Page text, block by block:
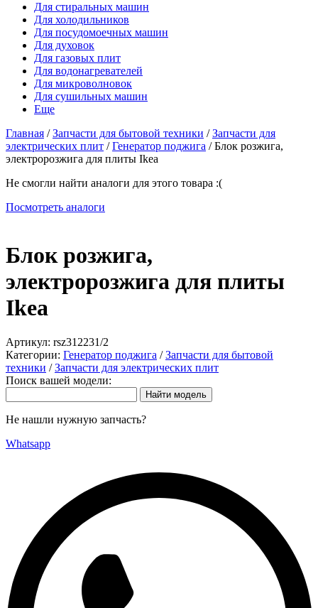
Для стиральных машин
Для холодильников
Для посудомоечных машин
Для духовок
Для газовых плит
Для водонагревателей
Для микроволновок
Для сушильных машин
Еще
Главная /Запчасти для бытовой техники /Запчасти для
электрических плит /Генератор поджига / Блок розжига,
электророзжига для плиты Ikea
Не смогли найти аналоги для этого товара :(
Посмотреть аналоги
Блок розжига,
электророзжига для плиты
Ikea
Артикул: rsz312231/2
Категории: Генератор поджига /Запчасти для бытовой
техники /Запчасти для электрических плит
Поиск вашей модели:
Не нашли нужную запчасть?
Whatsapp